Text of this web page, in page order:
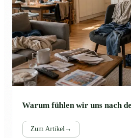
Warum fühlen wir uns nach
Zum Artikel →